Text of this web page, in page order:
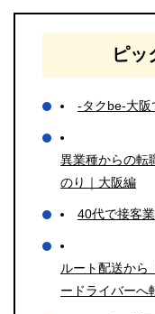
ピッ
-タクbe-大阪
異業種からの転
のり｜大阪編
40代で接客
ルート配送から
ードライバーへ